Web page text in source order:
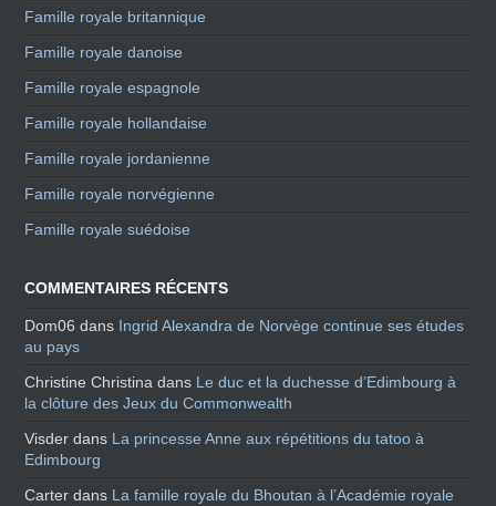
Famille royale britannique
Famille royale danoise
Famille royale espagnole
Famille royale hollandaise
Famille royale jordanienne
Famille royale norvégienne
Famille royale suédoise
COMMENTAIRES RÉCENTS
Dom06 dans Ingrid Alexandra de Norvège continue ses études
au pays
Christine Christina dans Le duc et la duchesse d’Edimbourg à
la clôture des Jeux du Commonwealth
Visder dans La princesse Anne aux répétitions du tatoo à
Edimbourg
Carter dans La famille royale du Bhoutan à l’Académie royale